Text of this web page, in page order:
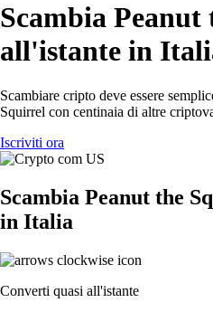
Scambia
all'istante in
Scambiare cripto deve essere
Squirrel con centinaia di altre
Iscriviti ora
Scambia Peanut the
in Italia
Converti quasi all'istante